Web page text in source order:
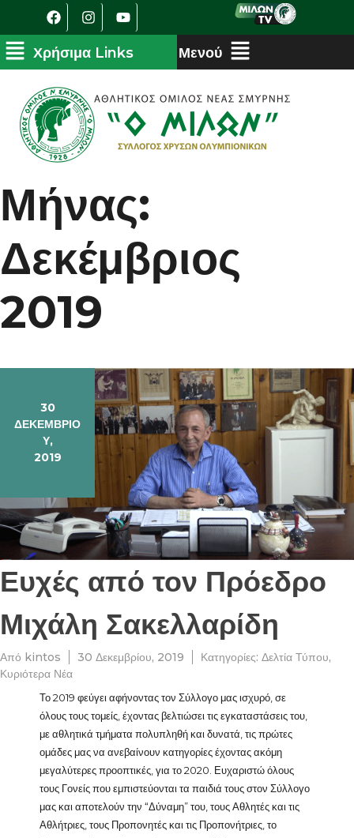
Μήνας:
Δεκέμβριος
2019
30
ΔΕΚΕΜΒΡΊΟ
Υ,
2019
Ευχές από τον Πρόεδρο
Μιχάλη Σακελλαρίδη
Από kintos 30 Δεκεμβρίου, 2019 Κατηγορίες: Δελτία Τύπου,
Κυριότερα Νέα
Το 2019 φεύγει αφήνοντας τον Σύλλογο μας ισχυρό, σε
όλους τους τομείς, έχοντας βελτιώσει τις εγκαταστάσεις του,
με αθλητικά τμήματα πολυπληθή και δυνατά, τις πρώτες
ομάδες μας να ανεβαίνουν κατηγορίες έχοντας ακόμη
μεγαλύτερες προοπτικές, για το 2020. Ευχαριστώ όλους
τους Γονείς που εμπιστεύονται τα παιδιά τους στον Σύλλογο
μας και αποτελούν την “Δύναμη” του, τους Αθλητές και τις
Αθλήτριες, τους Προπονητές και τις Προπονήτριες, το